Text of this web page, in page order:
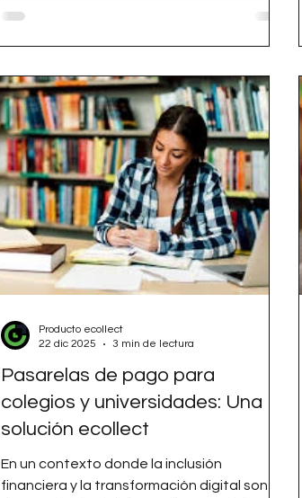
Pasarelas de pago para
colegios y universidades: Una
solución ecollect
En un contexto donde la inclusión
financiera y la transformación digital son
Producto ecollect
22 dic 2025
3 min de lectura